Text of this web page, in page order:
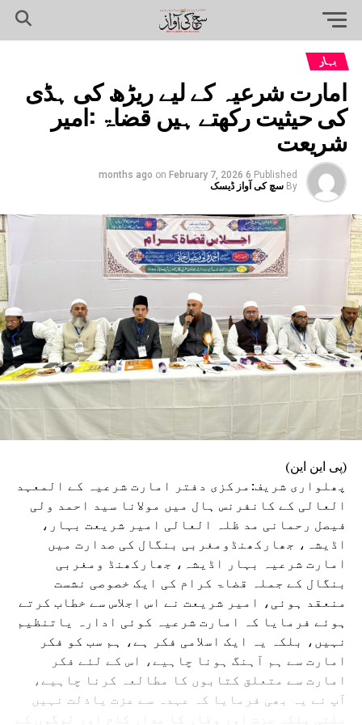
بہار
امارت شرعیہ کے لیے ریڑھ کی ہڈی
کی حیثیت رکھتے ہیں قضاۃ :امیر
شریعت
Published
6 months ago
on February 7, 2026
By سچ کی آواز ڈیسک
(پی این این)
پھلواری شریف:مرکزی دفتر امارت شرعیہ کے المعہد
العالی کے کانفرنس ہال میں مولانا سید احمد ولی
فیصل رحمانی مد ظلہ العالی امیر شریعت بہار،
اڈیشہ، جھارکھنڈومغربی بنگال کی صدارت میں
امارت شرعیہ بہار اڈیشہ، جھارکھنڈ ومغربی
بنگال کے جملہ قضاۃ کرام کی ایک خصوصی نشست
منعقد ہوئی، امیر شریعت نے اس اجلاس سے خطاب کرتے
ہوئے فرمایا کہ امارت شرعیہ کوئی ادارہ یاتنظیم
نہیں، بلکہ یہ ایک اسلامی فکر ہے، ہم سب کو فکر
امارت سے ہم آہنگ ہونا چاہیے، اس کے لئے فکر
امارت سے متعلق کتابوں کا مطالعہ کرنا چاہیے،
آپ نے یہ بھی فرمایا کہ عہدہ سے عزت یاذلت نہیں
ملتی بلکہ عزت اور وقار کا مدار کام اور لوگوں کے